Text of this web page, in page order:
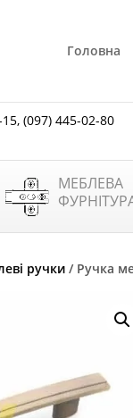
Головна
15,(097) 445-02-80
МЕБЛЕВА
ручки / Ручка